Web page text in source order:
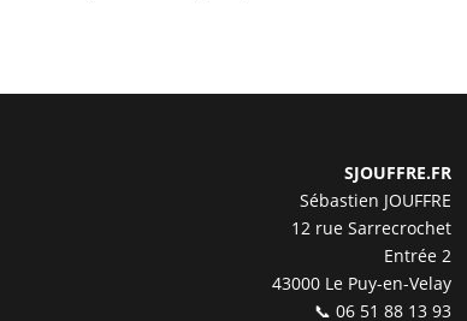
SJOUFFRE.FR
Sébastien JOUFFRE
12 rue Sarrecrochet
Entrée 2
43000 Le Puy-en-Velay
📞 06 51 88 13 93